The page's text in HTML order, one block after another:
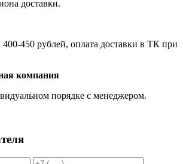
доставки.
400-450 рублей, оплата доставки в ТК при
компания
порядке с менеджером.